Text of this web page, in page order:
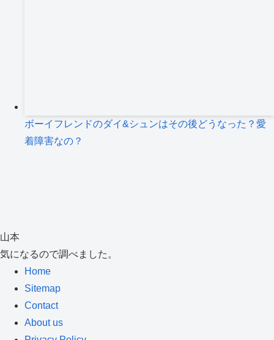
ボーイフレンドのダイ&シュンはその後どうなった？愛
着障害なの？
山本
気になるので調べました。
Home
Sitemap
Contact
About us